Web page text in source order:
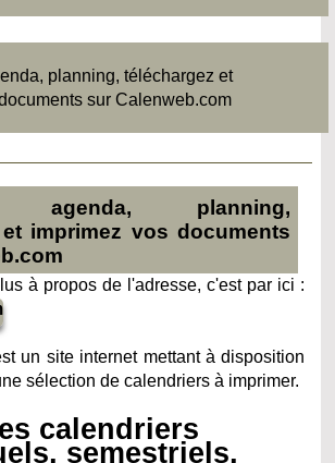
planning, téléchargez et
sur Calenweb.com
agenda, planning,
imprimez vos documents
à propos de l'adresse, c'est par ici :
un site internet mettant à disposition
sélection de calendriers à imprimer.
calendriers
semestriels,